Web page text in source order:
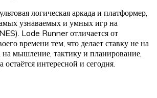
логическая аркада и платформер,
узнаваемых и умных игр на
Lode Runner отличается от
времени тем, что делает ставку не на
на мышление, тактику и планирование,
остаётся интересной и сегодня.